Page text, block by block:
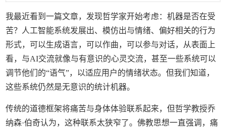
我最近看到一篇文章，发现哲学家开始考虑：机器是否在受
苦？人工智能系统发展出、模仿出与情绪、偏好相关的行为
形式，可以生成语言，可以作曲，可以参与对话，从表面上
看，与AI交流就像与有意识的心灵交流，甚至一些系统可以
调节他们的“语气”，以适应用户的情绪状态。但我们知道，
这些系统仍然是无意识的统计机器。
传统的道德框架将痛苦与身体体验联系起来，但哲学教授乔
纳森·伯奇认为，这种联系太狭窄了。佛教思想一直强调，痛